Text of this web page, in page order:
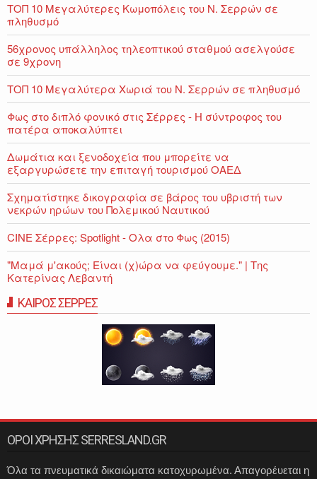
ΤΟΠ 10 Μεγαλύτερες Κωμοπόλεις του Ν. Σερρών σε
πληθυσμό
56χρονος υπάλληλος τηλεοπτικού σταθμού ασελγούσε
σε 9χρονη
ΤΟΠ 10 Μεγαλύτερα Χωριά του Ν. Σερρών σε πληθυσμό
Φως στο διπλό φονικό στις Σέρρες - Η σύντροφος του
πατέρα αποκαλύπτει
Δωμάτια και ξενοδοχεία που μπορείτε να
εξαργυρώσετε την επιταγή τουρισμού ΟΑΕΔ
Σχηματίστηκε δικογραφία σε βάρος του υβριστή των
νεκρών ηρώων του Πολεμικού Ναυτικού
CINE Σέρρες: Spotlight - Ολα στο Φως (2015)
"Μαμά μ'ακούς; Είναι (χ)ώρα να φεύγουμε." | Της
Κατερίνας Λεβαντή
ΚΑΙΡΟΣ ΣΕΡΡΕΣ
ΟΡΟΙ ΧΡΗΣΗΣ SERRESLAND.GR
Όλα τα πνευματικά δικαιώματα κατοχυρωμένα. Απαγορέυεται η